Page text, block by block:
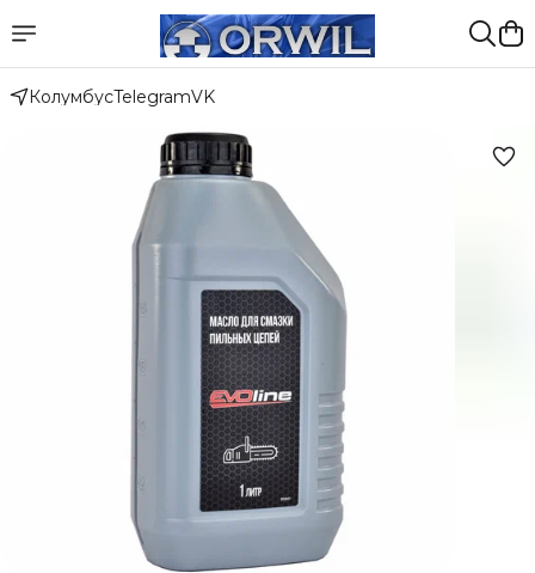
КолумбусTelegramVK